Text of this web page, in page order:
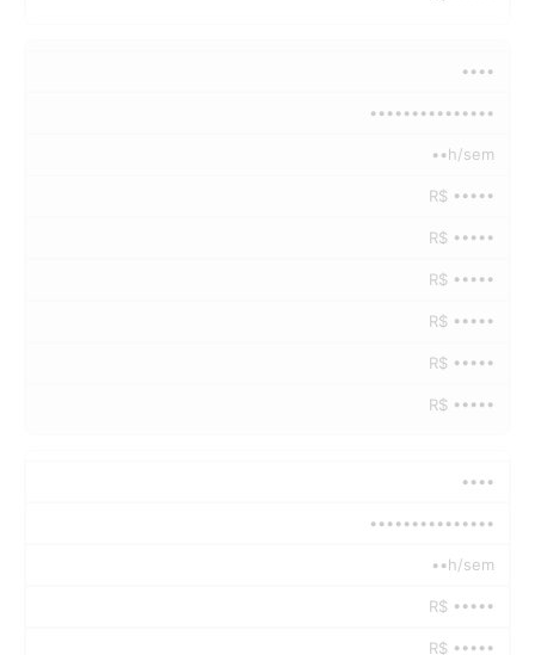
••••
•••••••••••••••
••h/sem
R$ •••••
R$ •••••
R$ •••••
R$ •••••
R$ •••••
R$ •••••
••••
•••••••••••••••
••h/sem
R$ •••••
R$ •••••